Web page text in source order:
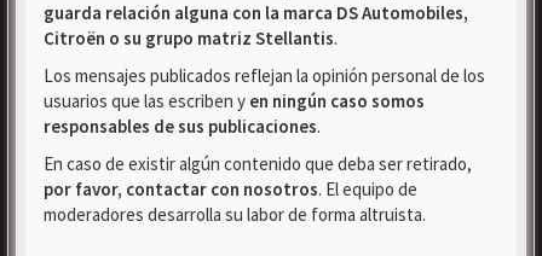
guarda relación alguna con la marca DS Automobiles,
Citroën o su grupo matriz Stellantis.
Los mensajes publicados reflejan la opinión personal de los
usuarios que las escriben y en ningún caso somos
responsables de sus publicaciones.
En caso de existir algún contenido que deba ser retirado,
por favor, contactar con nosotros. El equipo de
moderadores desarrolla su labor de forma altruista.